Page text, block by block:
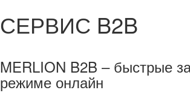
СЕРВИС B2B
MERLION B2B – быстрые
режиме онлайн